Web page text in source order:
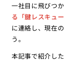
一社目に飛びつ
る「鍵レスキュ
に連絡し、現在
う。
本記事で紹介し